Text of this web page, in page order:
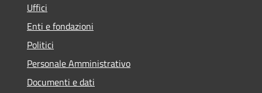
Uffici
Enti e fondazioni
Politici
Personale Amministrativo
Documenti e dati